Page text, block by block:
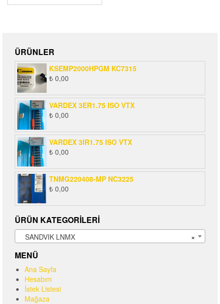
ÜRÜNLER
KSEMP2000HPGM KC7315
₺ 0,00
VARDEX 3ER1.75 ISO VTX
₺ 0,00
VARDEX 3IR1.75 ISO VTX
₺ 0,00
TNMG220408-MP NC3225
₺ 0,00
ÜRÜN KATEGORILERI
×
SANDVIK LNMX
MENÜ
Ana Sayfa
Hesabım
İstek Listesi
Mağaza